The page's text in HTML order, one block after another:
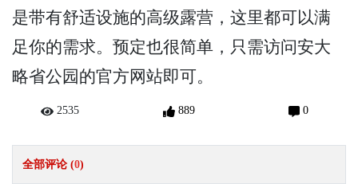
是带有舒适设施的高级露营，这里都可以满
足你的需求。预定也很简单，只需访问安大
略省公园的官方网站即可。
2535 889 0
全部评论 (0)